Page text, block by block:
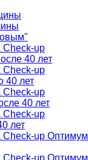
Check-up
40 лет
Check-up
40 лет
Check-up
40 лет
Check-up
лет
Check-up Оптимум